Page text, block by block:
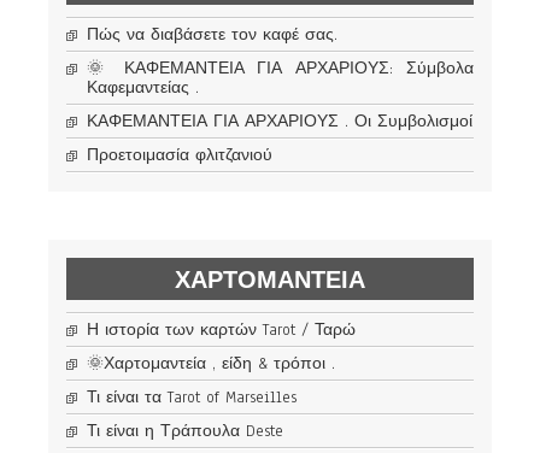
Πώς να διαβάσετε τον καφέ σας.
🌞 ΚΑΦΕΜΑΝΤΕΙΑ ΓΙΑ ΑΡΧΑΡΙΟΥΣ: Σύμβολα
Καφεμαντείας .
ΚΑΦΕΜΑΝΤΕΙΑ ΓΙΑ ΑΡΧΑΡΙΟΥΣ . Οι Συμβολισμοί
Προετοιμασία φλιτζανιού
ΧΑΡΤΟΜΑΝΤΕΊΑ
Η ιστορία των καρτών Tarot / Ταρώ
🌞Χαρτομαντεία , είδη & τρόποι .
Τι είναι τα Tarot of Marseilles
Τι είναι η Τράπουλα Deste